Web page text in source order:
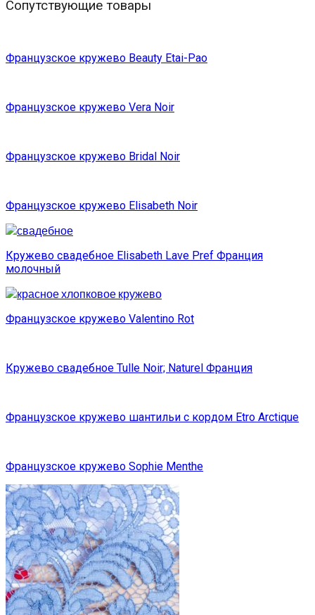
Сопутствующие товары
Французское кружево Beauty Etai-Pao
Французское кружево Vera Noir
Французское кружево Bridal Noir
Французское кружево Elisabeth Noir
Кружево свадебное Elisabeth Lave Pref Франция
молочный
Французское кружево Valentino Rot
Кружево свадебное Tulle Noir; Naturel Франция
Французское кружево шантильи с кордом Etro Arctique
Французское кружево Sophie Menthe